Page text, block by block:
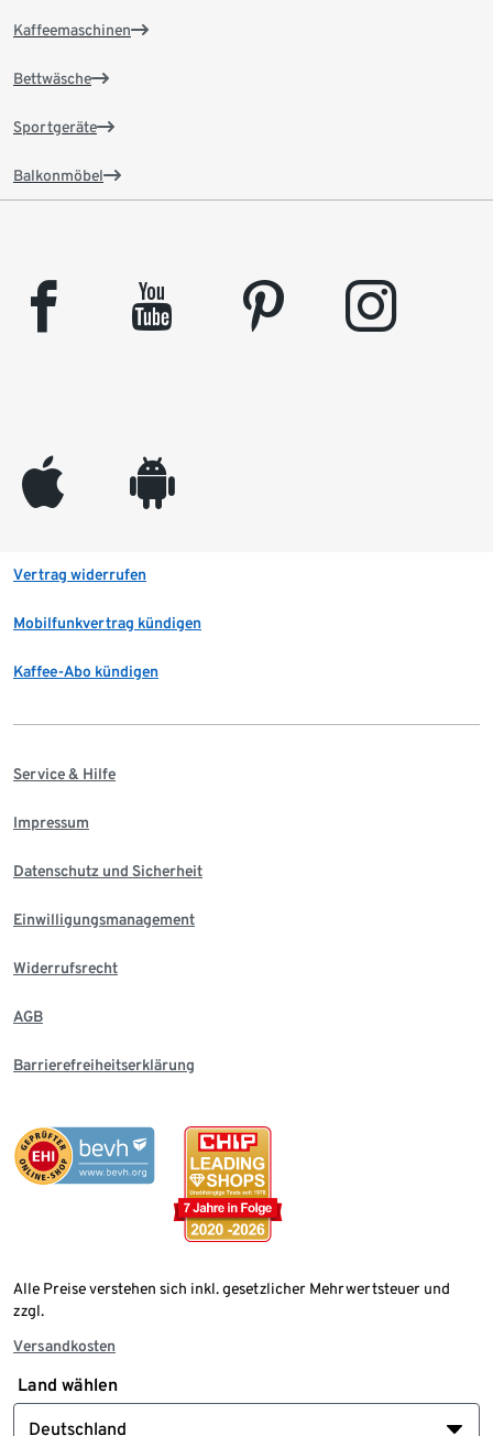
Kaffeemaschinen
Bettwäsche
Sportgeräte
Balkonmöbel
facebook youtube pinterest instagram
appleinc android
Vertrag widerrufen
Mobilfunkvertrag kündigen
Kaffee-Abo kündigen
Service & Hilfe
Impressum
Datenschutz und Sicherheit
Einwilligungsmanagement
Widerrufsrecht
AGB
Barrierefreiheitserklärung
Alle Preise verstehen sich inkl. gesetzlicher Mehrwertsteuer und
zzgl.
Versandkosten
Land wählen
Deutschland